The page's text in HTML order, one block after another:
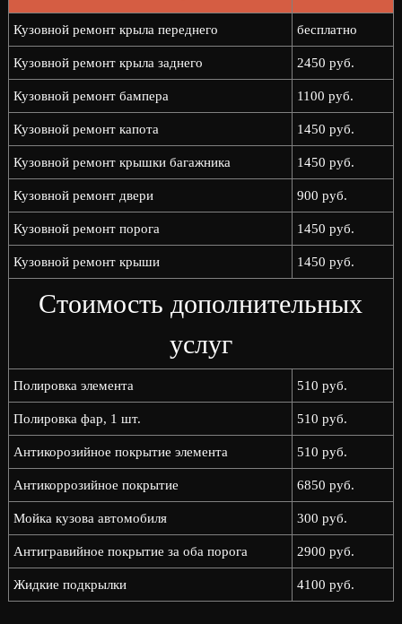
Кузовной ремонт крыла переднего бесплатно
Кузовной ремонт крыла заднего 2450 руб.
Кузовной ремонт бампера 1100 руб.
Кузовной ремонт капота 1450 руб.
Кузовной ремонт крышки багажника 1450 руб.
Кузовной ремонт двери 900 руб.
Кузовной ремонт порога 1450 руб.
Кузовной ремонт крыши 1450 руб.
Стоимость дополнительных
услуг
Полировка элемента 510 руб.
Полировка фар, 1 шт. 510 руб.
Антикорозийное покрытие элемента 510 руб.
Антикоррозийное покрытие 6850 руб.
Мойка кузова автомобиля 300 руб.
Антигравийное покрытие за оба порога 2900 руб.
Жидкие подкрылки 4100 руб.